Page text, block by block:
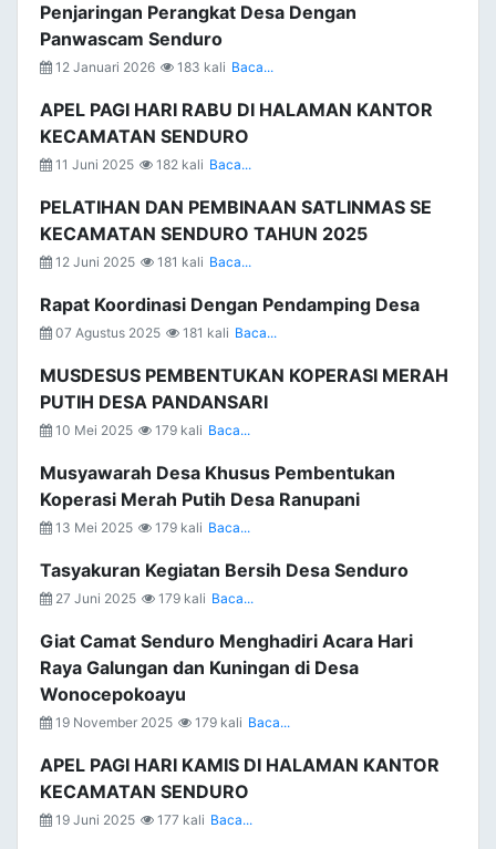
Penjaringan Perangkat Desa Dengan
Panwascam Senduro
12 Januari 2026 183 kali Baca...
APEL PAGI HARI RABU DI HALAMAN KANTOR
KECAMATAN SENDURO
11 Juni 2025 182 kali Baca...
PELATIHAN DAN PEMBINAAN SATLINMAS SE
KECAMATAN SENDURO TAHUN 2025
12 Juni 2025 181 kali Baca...
Rapat Koordinasi Dengan Pendamping Desa
07 Agustus 2025 181 kali Baca...
MUSDESUS PEMBENTUKAN KOPERASI MERAH
PUTIH DESA PANDANSARI
10 Mei 2025 179 kali Baca...
Musyawarah Desa Khusus Pembentukan
Koperasi Merah Putih Desa Ranupani
13 Mei 2025 179 kali Baca...
Tasyakuran Kegiatan Bersih Desa Senduro
27 Juni 2025 179 kali Baca...
Giat Camat Senduro Menghadiri Acara Hari
Raya Galungan dan Kuningan di Desa
Wonocepokoayu
19 November 2025 179 kali Baca...
APEL PAGI HARI KAMIS DI HALAMAN KANTOR
KECAMATAN SENDURO
19 Juni 2025 177 kali Baca...